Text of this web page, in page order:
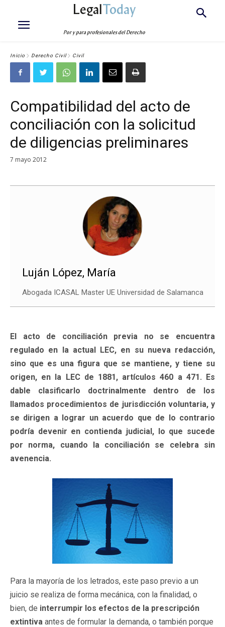
LegalToday
Por y para profesionales del Derecho
Inicio Derecho Civil Civil
Compatibilidad del acto de
conciliación con la solicitud
de diligencias preliminares
7 mayo 2012
Luján López, María
Abogada ICASAL Master UE Universidad de Salamanca
El acto de conciliación previa no se encuentra
regulado en la actual LEC, en su nueva redacción,
sino que es una figura que se mantiene, y tiene su
origen, en la LEC de 1881, artículos 460 a 471. Es
dable clasificarlo doctrinalmente dentro de los
llamados procedimientos de jurisdicción voluntaria, y
se dirigen a lograr un acuerdo que de lo contrario
podría devenir en contienda judicial, lo que sucede
por norma, cuando la conciliación se celebra sin
avenencia.
Para la mayoría de los letrados, este paso previo a un
juicio se realiza de forma mecánica, con la finalidad, o
bien, de interrumpir los efectos de la prescripción
extintiva antes de formular la demanda, o también porque